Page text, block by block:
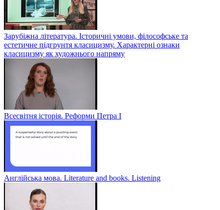
Зарубіжна література. Історичні умови, філософське та
естетичне підгрунтя класицизму. Характерні ознаки
класицизму як художнього напряму
Всесвітня історія. Реформи Петра І
Англійська мова. Literature and books. Listening